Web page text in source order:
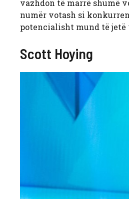
vazhdon të marrë shumë
numër votash si
potencialisht mund të
Scott Hoying